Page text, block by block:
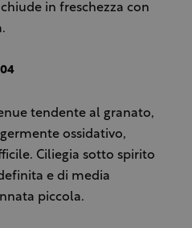
in freschezza con
tendente al granato,
ossidativo,
Ciliegia sotto spirito
e di media
piccola.